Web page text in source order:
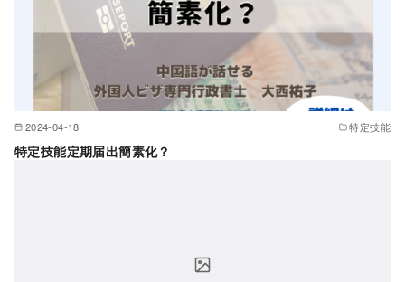
2024-04-18 特定技能
特定技能定期届出簡素化？